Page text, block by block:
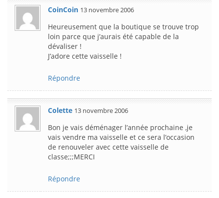
CoinCoin 13 novembre 2006
Heureusement que la boutique se trouve trop
loin parce que j’aurais été capable de la
dévaliser !
J’adore cette vaisselle !
Répondre
Colette 13 novembre 2006
Bon je vais déménager l’année prochaine ,je
vais vendre ma vaisselle et ce sera l’occasion
de renouveler avec cette vaisselle de
classe;;;MERCI
Répondre